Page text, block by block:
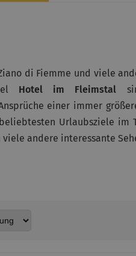
di Fiemme und viele
Hotel im Fleimstal
einer immer
Urlaubsziele im
andere interessante